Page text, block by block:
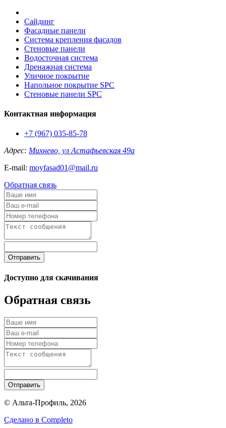
Сайдинг
Фасадные панели
Система крепления фасадов
Стеновые панели
Водосточная система
Дренажная система
Уличное покрытие
Напольное покрытие SPC
Стеновые панели SPC
Контактная информация
+7 (967) 035-85-78
Адрес: Михнево, ул Астафьевская 49а
E-mail: moyfasad01@mail.ru
Обратная связь
Отправить
Доступно для скачивания
Обратная связь
Отправить
© Альта-Профиль, 2026
Сделано в Completo